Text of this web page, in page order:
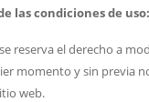
las condiciones de uso:
reserva el derecho a
momento y sin previa
web.